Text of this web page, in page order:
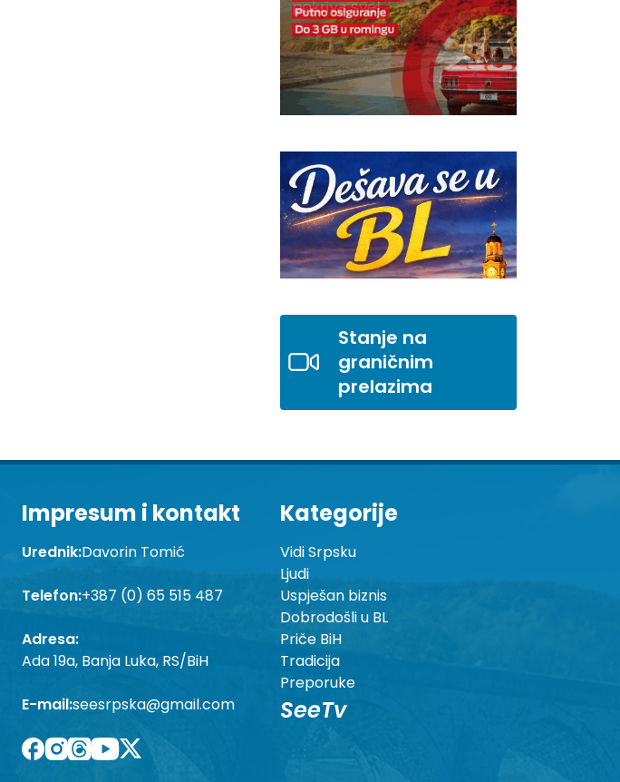
Stanje na
graničnim
prelazima
Impresum i kontakt
Urednik:Davorin Tomić
Telefon:+387 (0) 65 515 487
Adresa:
Ada 19a, Banja Luka, RS/BiH
E-mail:seesrpska@gmail.com
Kategorije
Vidi Srpsku
Ljudi
Uspješan biznis
Dobrodošli u BL
Priče BiH
Tradicija
Preporuke
SeeTv